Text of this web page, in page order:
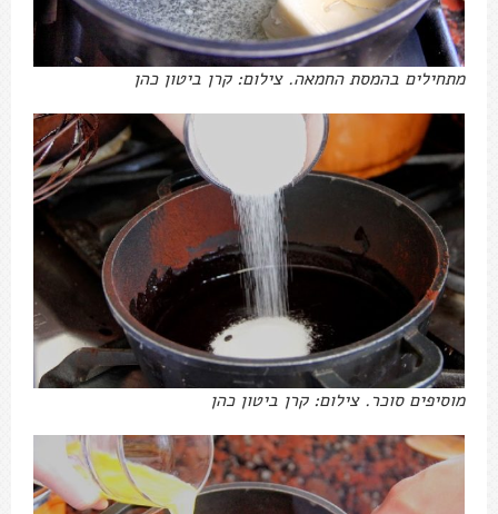
מתחילים בהמסת החמאה. צילום: קרן ביטון כהן
מוסיפים סוכר. צילום: קרן ביטון כהן